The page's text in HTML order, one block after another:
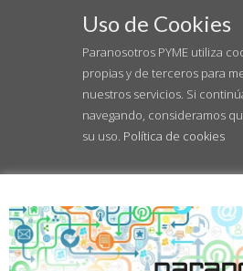
Uso de Cookies
Paranosotros PYME utiliza
propias y de terceros para
nuestros servicios. Si
navegando, consideramos
su uso. Política de cookies